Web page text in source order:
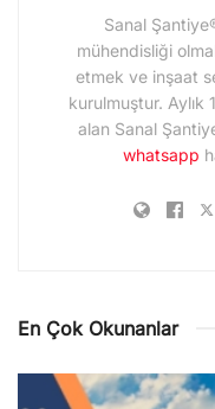
Sanal
mühendisliği
etmek ve inşaat
kurulmuştur.
alan Sanal
whatsapp
En Çok Okunanlar